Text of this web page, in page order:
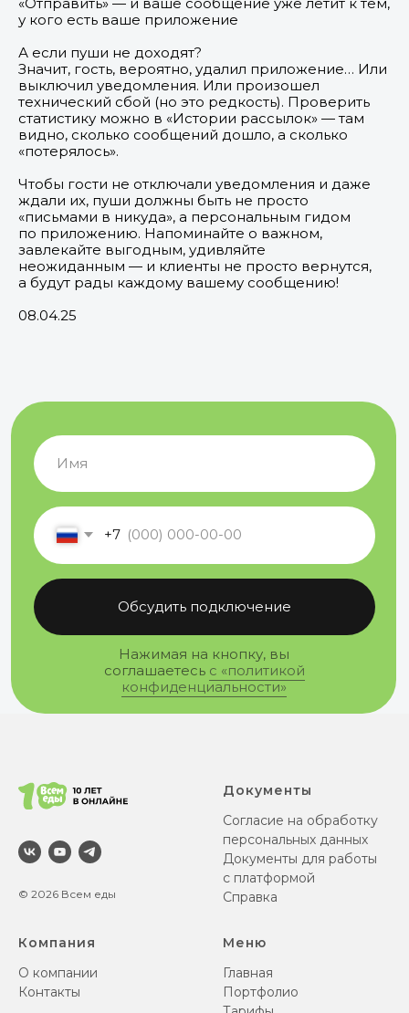
у кого есть ваше приложение
А если пуши не доходят?
Значит, гость, вероятно, удалил приложение… Или
выключил уведомления. Или произошел
технический сбой (но это редкость). Проверить
статистику можно в «Истории рассылок» — там
видно, сколько сообщений дошло, а сколько
«потерялось».
Чтобы гости не отключали уведомления и даже
ждали их, пуши должны быть не просто
«письмами в никуда», а персональным гидом
по приложению. Напоминайте о важном,
завлекайте выгодным, удивляйте
неожиданным — и клиенты не просто вернутся,
а будут рады каждому вашему сообщению!
08.04.25
Нажимая на кнопку, вы
© 2026 Всем еды
Документы
Согласие на обработку
персональных данных
Документы для работы
с платформой
Справка
Компания
О компании
Контакты
Меню
Главная
Портфолио